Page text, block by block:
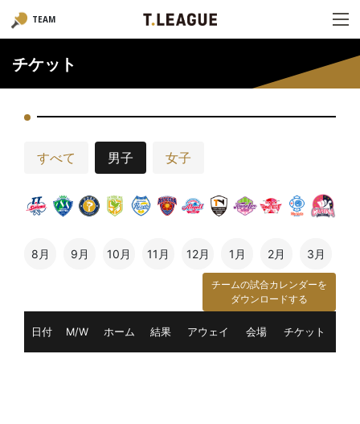
TEAM
チケット
すべて 男子 女子
8月 9月 10月 11月 12月 1月 2月 3月
チームの試合カレンダーを
ダウンロードする
日付 M/W ホーム 結果 アウェイ 会場 チケット